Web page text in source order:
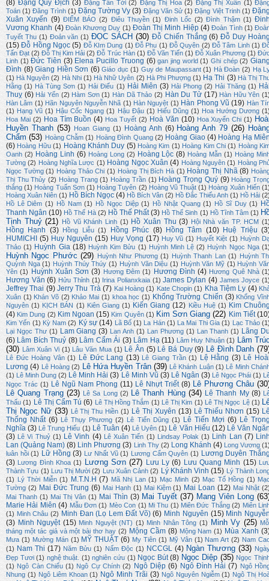
(8) Đặng Quý Địch (3) Đặng Tấn Tới (2) Đặng Thị Hoa (2) Đặng Thị Xuân (1)
Toán (1) Đăng Trình (1) Đặng Tường Vy (3) Đặng Văn Sử (1) Đặng Việt Trinh (1)
Xuân Xuyến (9) ĐIỂM BÁO (2) Điêu Thuyền (1) Đinh Lốc (2) Đình Thậm (1)
Vương Khanh (4) Đoàn Khương Duy (1) Đoàn Thị Minh Hiệp (4) Đoàn Tình (1)
Tuyết Thu (1) Đoản văn (1) ĐỌC SÁCH (30) Đỗ Chiến Thắng (6) Đỗ Duy
(15) Đỗ Hồng Ngọc (5) Đỗ KIm Dung (1) Đỗ Phu (1) Đỗ Quyên (2) Đỗ Tâm Linh (1)
Tấn Đạt (2) Đỗ Thị Kim Hải (2) Đỗ Trúc Hàn (1) Đỗ Văn Tiến (1) Đỗ Xuân Phương (1)
Linh (1) Đức Tiên (3) Elena Pucillo Truong (6) gan jing world (1) Ghi chép (2)
Đình (8) Giang Hiền Sơn (6) Giáo dục (1) Guy de Maupassant (1) Hà Đoàn (2) Hạ
(1) Hà Nguyên (2) Hà Nhi (1) Hà Nhữ Uyên (2) Hà Phi Phượng (1) Hạ Thi (3) Hà Thị
Hằng (1) Hà Tùng Sơn (1) Hải Điểu (1) Hải Miên (3) Hải Phong (2) Hải Thăng (1)
Thuỵ (6) Hải Yến (2) Hàm Sơn (1) Hàn Dã Thảo (2) Hàn Du Tử (17) Hàn Hữu Yên
Hàn Lâm (1) Hãn Nguyên Nguyễn Nhã (1) Hàn Nguyệt (1) Hàn Phong Vũ (19) Hàn
(1) Hạng Vũ (1) Hậu Cốc Ngang (1) Hậu Đậu (1) Hiếu Dũng (1) Hoa Hướng Dương
Hoa Mai (2) Hoa Tím Buồn (4) Hoa Tuyết (2) Hoà Văn (10) Hoa Xuyến Chi (1)
Huyền Thanh (53) Hoan Giang (1) Hoàng Anh (6) Hoàng Anh 79 (26)
Chẩm (53) Hoàng Chẫm (1) Hoàng Đình Quang (2) Hoàng Giao (4) Hoàng Hạ
(6) Hoàng Hữu (1) Hoàng Khánh Duy (5) Hoàng Kim (1) Hoàng Kim Chi (1) Hoàng
Oanh (2) Hoàng Linh (6) Hoàng Long (2) Hoàng Lộc (8) Hoàng Mẫn (1) Hoàng
Tường (2) Hoàng Nghĩa Lược (1) Hoàng Ngọc Xuân (4) Hoàng Nguyên (1) Hoàng
Ngọc Tường (1) Hoàng Thảo Chi (1) Hoàng Thị Bích Hà (1) Hoàng Thị Nhã (8)
Thị Thu Thủy (2) Hoàng Trang (1) Hoàng Trần (1) Hoàng Trọng Quý (9) Hoàng
thắng (1) Hoàng Tuấn Sơn (1) Hoàng Tuyên (2) Hoàng Vũ Thuật (1) Hoàng Xuân Hiến
Hoàng Xuân Niên (1) Hồ Bích Ngọc (4) Hồ Bích Vân (2) Hồ Đắc Thiếu Anh (1) Hồ Hải
Hồ Lê Diêm (1) Hồ Nam (1) Hồ Ngọc Diệp (1) Hồ Nhật Quang (1) Hồ Sĩ Duy (1)
Thanh Ngân (10) Hồ Thế Hà (2) Hồ Thế Phất (3) Hồ Thế Sinh (1) Hồ Tĩnh Tâm (1)
Tịnh Thuỷ (21) Hồ Vũ Khánh Linh (1) Hồ Xuân Thu (3) Hội Nhà văn TP. HCM
Hồng Hạnh (3) Hồng Liễu (1) Hồng Phúc (8) Hồng Tâm (10) Huệ Triệu
HUMICHI (5) Huy Nguyên (15) Huy Vọng (17) Huy Vũ (1) Huyết Kiệt (1) Huỳnh
Thảo (1) Huỳnh Gia (18) Huỳnh Kim Bửu (1) Huỳnh Minh Lệ (2) Huỳnh Ngọc Nga
Huỳnh Ngọc Phước (29) Huỳnh Như Phương (1) Huỳnh Thanh Lan (1)
Huỳnh
Quỳnh Nga (1) Huỳnh Thúy Thúy (1) Huỳnh Văn Diệu (1) Huỳnh Văn Mỹ (1) Huỳnh
Yên (1) Huỳnh Xuân Sơn (3) Hương Đêm (1) Hương Đình (4) Hương Quê Nhà
Hương Văn (6) Hửu Thỉnh (1) Irina Polianxkaia (1) James Dylan (4) James Joyce
Jeffrey Thai (9) Jerry Thu Trà (7) Kai Hoàng (1) Kate Chopin (1) Kha Tiệm Ly (4)
Xuân (1) Khán Võ (2) Khảo Mai (1) khoa học (1) Khổng Trường Chiến (3) Khổng
Nguyên (1) KỊCH BẢN (1) Kiên Giang (1) Kiến Giang (12) Kiều Huệ (1) Kim
(4) Kim Dung (2) Kim Ngoan (15) Kim Quyên (1) Kim Sơn Giang (22) Kim Tiết
Kim Yến (1) Kỳ Nam (2) Ký sự (14) Lã Bố (1) La Hán (1) La Mai Thi Gia (1) Lạc Thảo
Lại Ngọc Thư (1) Lam Giang (3) Lan Anh (1) Lan Phương (1) Lan Thanh (1) Lãng
(6) Lâm Bích Thuỷ (8) Lâm Cẩm Ái (3) Lâm Hạ (11) Lâm Huy Nhuận (1) Lâm
(30) Lâm Xuân Vi (1) Lâu Văn Mua (1) Lê Ân (5) Lê Bá Duy (9) Lê Đình Danh
Lê Đức Hoàng Vân (1) Lê Đức Lang (13) Lê Giang Trần (1) Lệ Hằng (3) Lê
Lương (4) Lê Hoàng (2) Lê Hứa Huyền Trân (39) Lê Khánh Luận (1) Lê Minh
(1) Lê Minh Dung (2) Lê Minh Hải (3) Lê Minh Vũ (3) Lê Ngân (3) Lê Ngọc Phái (1)
Ngọc Trác (1) Lê Ngũ Nam Phong (11) Lê Nhựt Triết (8) Lê Phương Châu
Lê Quang Trạng (23) Lê Sa Long (2) Lê Thanh Hùng (34) Lê Thanh My (8)
Thấu (1) Lê Thị Cẩm Tú (6) Lê Thị Hồng Thắm (1) Lê Thị Kim (1) Lê Thị Ngọc Lệ (1)
Thị Ngọc Nữ (33) Lê Thị Thu Hiền (1) Lê Thị Xuyên (13) Lê Thiếu Nhơn (15)
Thống Nhất (6) Lê Thụy Phương (2) Lê Tiến Dũng (1) Lê Tiến Mợi (6) Lê
Nghĩa (3) Lê Trung Hiếu (1) Lê Tuân (4) Lê Uyên (1) Lê Văn Hiếu (12) Lê Văn
(3) Lê Vi Thuỷ (1) Lê Vinh (4) Lê Xuân Tiến (1) Lindsay Polak (1) Linh Lan (7)
Lan (Quảng Nam) (8) Linh Phương (3) Linh Thy (2) Long Khánh (4) Long Vương
luân hồi (1) Lữ Hồng (3) Lư Nhất Vũ (1) Lương Cẩm Quyên (1) Lương Duyên
(3) Lương Đình Khoa (1) Lương Sơn (27) Lưu Ly (6) Lưu Quang Minh (15)
Thành Tựu (1) Lưu Thị Mười (2) Lưu Xuân Cảnh (2) Lý Khánh Vinh (15) Lý Thành
(1)
Lý Thời Miễn (1) M.T.N.H (7) Mã Nhị Lan (1) Mạc Minh (2) Mạc Tố Hồng (1)
Tường (2) Mai Đức Trung (6) Mai Hạnh (1) Mai Kiệm (1) Mai Loan (12) Mai Nhật
Mai Thanh (1) Mai Thị Vân (1) Mai Thìn (3) Mai Tuyết (37) Mang Viên Long
Marie Hải Miên (4) Mẫu Đơn (1) Mèo Con (1) Mi Thu (1) Miên Đức Thắng (2) Miên
(1) Minh Châu (2) Minh Đan (Lọ Lem Đất Võ) (6) Minh Nguyên (15) Minh
(3) Minh Nguyệt (15) Minh Nguyệt (NT) (1) Minh Nhân Tông (1) Minh Vy (25)
tháng một tác giả và một bài thơ hay (2) Mộng Cầm (8) Mộng Nam (1) Mùa Xanh
Mưa (1) Mường Mán (1) MỸ THUẬT (6) My Tiên (1) Mỹ Vân (1) Nam Art (2) Nam
(1) Nam Thi (17) Năm Bửu (1) Nấm Độc (1) NCCGL (4) Ngàn Thương (33)
Đẹp Tươi (1) nghệ thuật. (1) nghiên cứu (1) Ngọc Bút (8) Ngọc Diệp (35) Ngọc
(1) Ngô Càn Chiểu (1) Ngô Cự Chính (2) Ngô Diệp (6) Ngô Đình Hải (7) Ngô
Nhung (1) Ngô Liêm Khoan (1) Ngô Minh Trãi (3) Ngô Nguyên Ngiễm (1) Ngô Thị